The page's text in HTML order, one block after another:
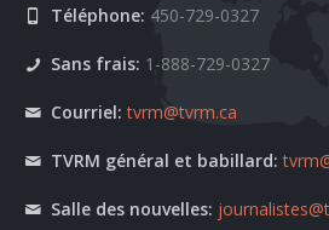
Téléphone: 450-729-0327
Sans frais: 1-888-729-0327
Courriel: tvrm@tvrm.ca
TVRM général et babillard:
Salle des nouvelles: